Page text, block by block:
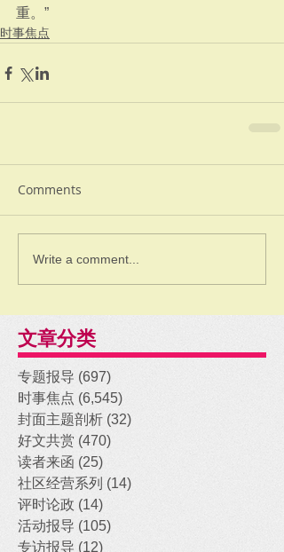
重。”
时事焦点
Comments
Write a comment...
文章分类
专题报导 (697)
时事焦点 (6,545)
封面主题剖析 (32)
好文共赏 (470)
读者来函 (25)
社区经营系列 (14)
评时论政 (14)
活动报导 (105)
专访报导 (12)